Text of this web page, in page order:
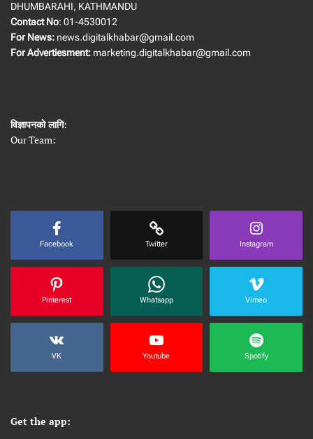
DHUMBARAHI, KATHMANDU
Contact No: 01-4530012
For News: news.digitalkhabar@gmail.com
For Advertiesment: marketing.digitalkhabar@gmail.com
विज्ञापनको लागि:
Our Team:
Facebook Twitter Instagram
Pinterest Whatsapp Vimeo
VK Youtube Spotify
Get the app: